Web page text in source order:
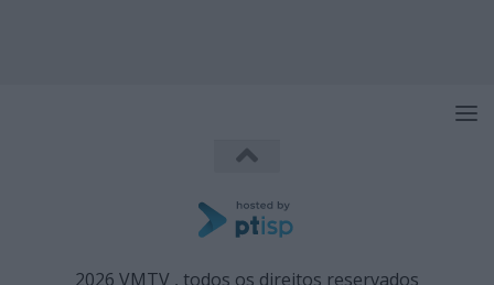
2026 VMTV , todos os direitos reservados